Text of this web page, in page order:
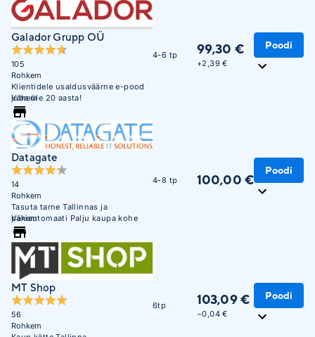
Galador Grupp OÜ
105
Rohkem
Klientidele usaldusväärne e-pood
juba üle 20 aasta!
Vähem
4-6 tp 99,30 €
+2,39 €
Poodi
Datagate
14
Rohkem
Tasuta tarne Tallinnas ja
pakiautomaati Palju kaupa kohe
saadaval. Maksa hiljem või 3 osana
ilma lisakuluta.
Vähem
4-8 tp 100,00 €
Poodi
MT Shop
56
Rohkem
6tp 103,09 €
−0,04 €
Poodi